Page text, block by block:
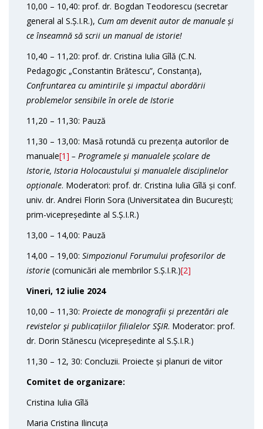
10,00 – 10,40: prof. dr. Bogdan Teodorescu (secretar
general al S.Ș.I.R.), Cum am devenit autor de manuale și
ce înseamnă să scrii un manual de istorie!
10,40 – 11,20: prof. dr. Cristina Iulia Gîlă (C.N.
Pedagogic „Constantin Brătescu”, Constanța),
Confruntarea cu amintirile și impactul abordării
problemelor sensibile în orele de Istorie
11,20 – 11,30: Pauză
11,30 – 13,00: Masă rotundă cu prezența autorilor de
manuale[1] – Programele și manualele școlare de
Istorie, Istoria Holocaustului și manualele disciplinelor
opționale. Moderatori: prof. dr. Cristina Iulia Gîlă și conf.
univ. dr. Andrei Florin Sora (Universitatea din București;
prim-vicepreședinte al S.Ș.I.R.)
13,00 – 14,00: Pauză
14,00 – 19,00: Simpozionul Forumului profesorilor de
istorie (comunicări ale membrilor S.Ș.I.R.)[2]
Vineri, 12 iulie 2024
10,00 – 11,30: Proiecte de monografii și prezentări ale
revistelor şi publicațiilor filialelor SŞIR. Moderator: prof.
dr. Dorin Stănescu (vicepreședinte al S.Ș.I.R.)
11,30 – 12, 30: Concluzii. Proiecte și planuri de viitor
Comitet de organizare:
Cristina Iulia Gîlă
Maria Cristina Ilincuța